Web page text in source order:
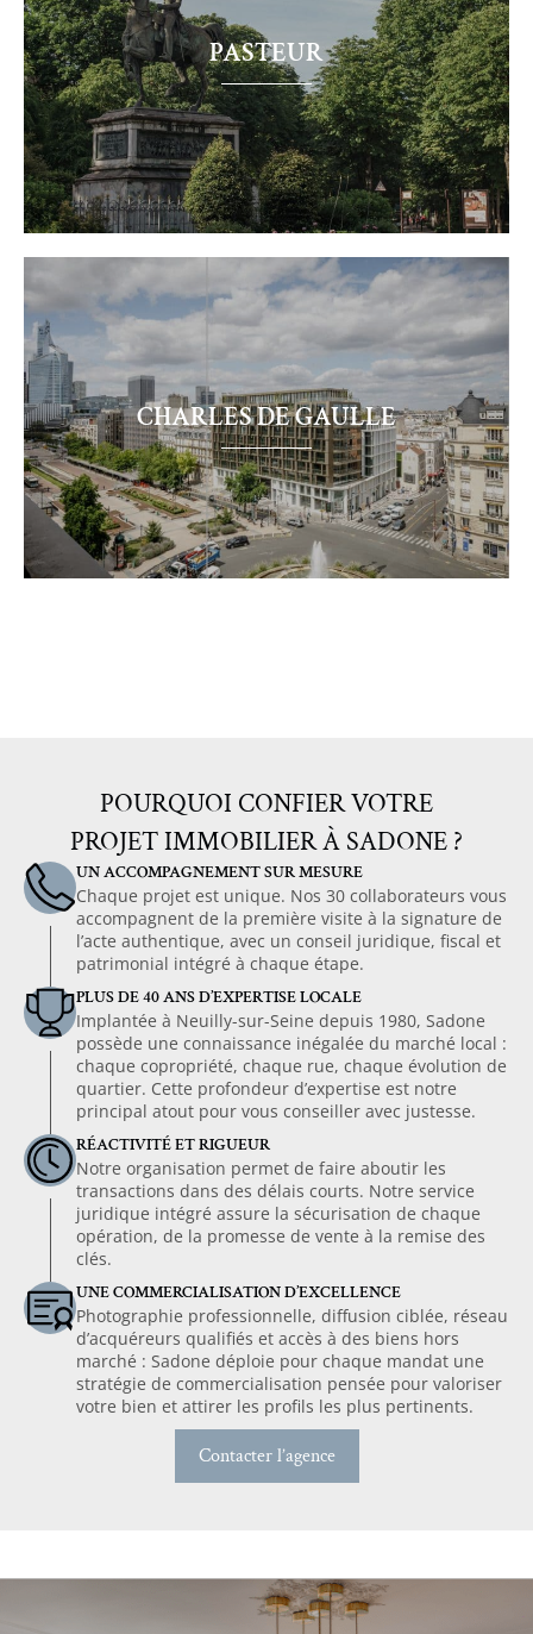
PASTEUR
Pasteur
CHARLES DE GAULLE
Charles
de
Gaulle
POURQUOI CONFIER VOTRE
PROJET IMMOBILIER À SADONE ?
UN ACCOMPAGNEMENT SUR MESURE
Chaque projet est unique. Nos 30 collaborateurs vous
accompagnent de la première visite à la signature de
l’acte authentique, avec un conseil juridique, fiscal et
patrimonial intégré à chaque étape.
PLUS DE 40 ANS D’EXPERTISE LOCALE
Implantée à Neuilly-sur-Seine depuis 1980, Sadone
possède une connaissance inégalée du marché local :
chaque copropriété, chaque rue, chaque évolution de
quartier. Cette profondeur d’expertise est notre
principal atout pour vous conseiller avec justesse.
RÉACTIVITÉ ET RIGUEUR
Notre organisation permet de faire aboutir les
transactions dans des délais courts. Notre service
juridique intégré assure la sécurisation de chaque
opération, de la promesse de vente à la remise des
clés.
UNE COMMERCIALISATION D’EXCELLENCE
Photographie professionnelle, diffusion ciblée, réseau
d’acquéreurs qualifiés et accès à des biens hors
marché : Sadone déploie pour chaque mandat une
stratégie de commercialisation pensée pour valoriser
votre bien et attirer les profils les plus pertinents.
Contacter l’agence